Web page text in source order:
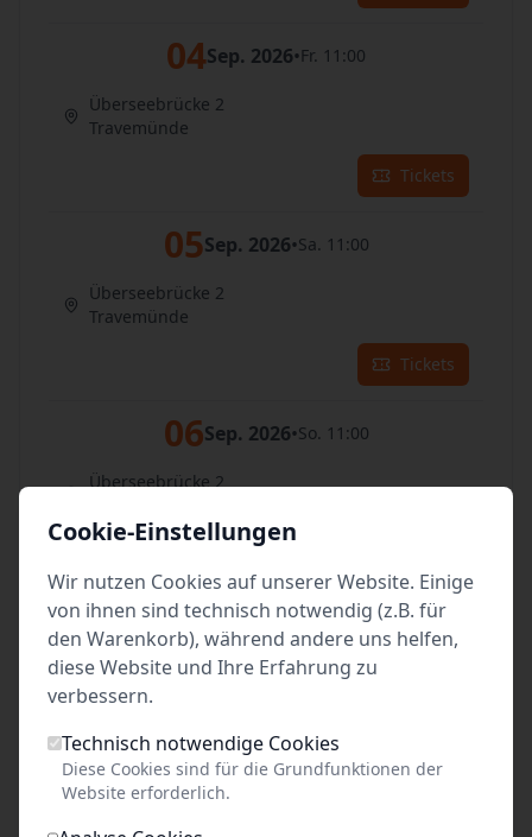
04Sep. 2026•Fr. 11:00
Überseebrücke 2
Travemünde
Tickets
05Sep. 2026•Sa. 11:00
Überseebrücke 2
Travemünde
Tickets
06Sep. 2026•So. 11:00
Überseebrücke 2
07Sep. 2026•Mo. 11:00
Überseebrücke 2
Travemünde
08
Cookie-Einstellungen
Wir nutzen Cookies auf unserer Website. Einige
von ihnen sind technisch notwendig (z.B. für
den Warenkorb), während andere uns helfen,
diese Website und Ihre Erfahrung zu
verbessern.
Technisch notwendige Cookies
Diese Cookies sind für die Grundfunktionen der
Website erforderlich.